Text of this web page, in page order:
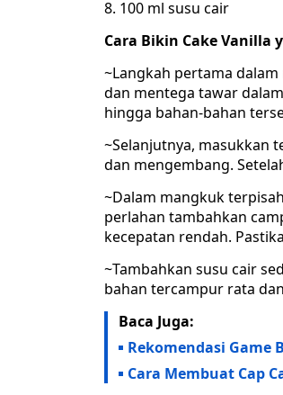
100 ml susu cair
Cara Bikin Cake Vanilla
~Langkah pertama
dan mentega tawar
hingga bahan-bahan
~Selanjutnya, masukkan
dan mengembang.
~Dalam mangkuk
perlahan tambahkan
kecepatan rendah.
~Tambahkan susu cair
bahan tercampur rata
Baca Juga:
Rekomendasi Game
Cara Membuat Cap